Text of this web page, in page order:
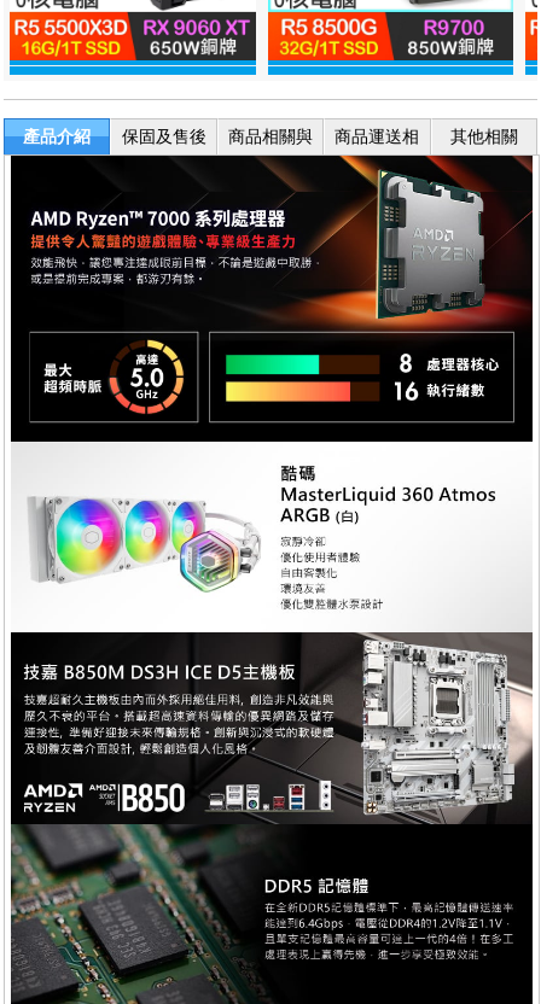
產品介紹
保固及售後
商品相關與
退換貨
商品運送相
關
其他相關